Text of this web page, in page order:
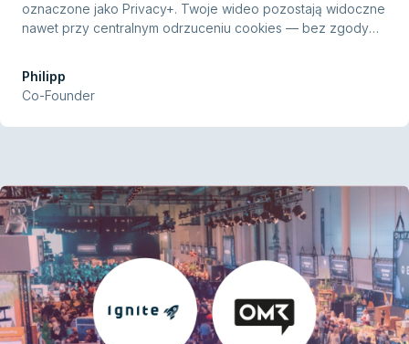
oznaczone jako Privacy+. Twoje wideo pozostają widoczne
nawet przy centralnym odrzuceniu cookies — bez zgody
Philipp
Co-Founder